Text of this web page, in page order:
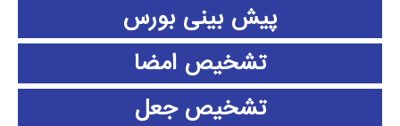
پیش بینی بورس
تشخیص امضا
تشخیص جعل